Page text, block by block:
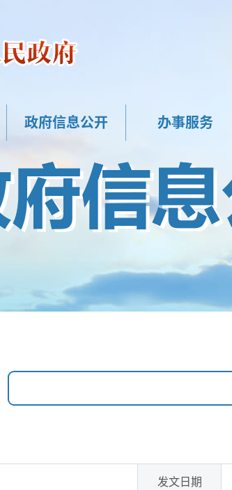
政府信息公开 办事服务
发文日期